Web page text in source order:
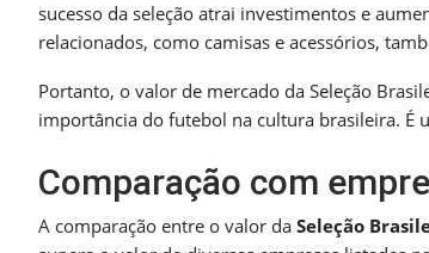
sucesso da seleção atrai investimentos e
relacionados, como camisas e acessórios,
Portanto, o valor de mercado da Seleção
importância do futebol na cultura brasileira. É
Comparação com
A comparação entre o valor da Seleção